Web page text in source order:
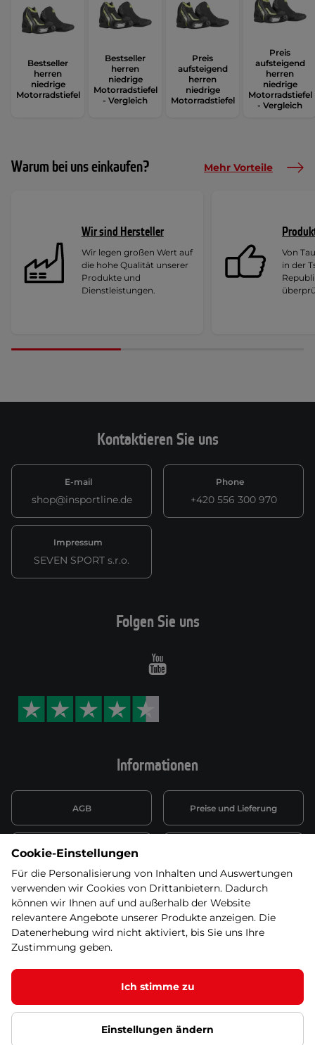
Bestseller
herren
niedrige
Motorradstiefel
Bestseller
herren
niedrige
Motorradstiefel
- Vergleich
Preis
aufsteigend
herren
niedrige
Motorradstiefel
Preis
aufsteigend
herren
niedrige
Motorradstiefel
- Vergleich
Warum bei uns einkaufen? Mehr Vorteile
Wir sind Hersteller
Wir legen großen Wert auf
die hohe Qualität unserer
Produkte und
Dienstleistungen.
Von
in der
Kontaktieren Sie uns
E-mail
shop@insportline.de
Phone
+420 556 300 970
Impressum
SEVEN SPORT s.r.o.
Informationen
AGB Preise und Lieferung
Datenschutzerklärung
Wiederufsbelehrung mit Link
zum Formular
Batterieentsorgung
Informationen zu Elektro-
und Elektonikgeräten
Widerruf erklären
Folgen Sie uns
Youtube
© 2026 SEVEN SPORT s.r.o Alle Rechte vorbehalten1
Datenschutzgrundsätze Google Datenschutz Google
Cookie-Einstellungen
Für die Personalisierung von Inhalten und Auswertungen
verwenden wir Cookies von Drittanbietern. Dadurch
können wir Ihnen auf und außerhalb der Website
relevantere Angebote unserer Produkte anzeigen. Die
Datenerhebung wird nicht aktiviert, bis Sie uns Ihre
Zustimmung geben.
Ich stimme zu
Einstellungen ändern